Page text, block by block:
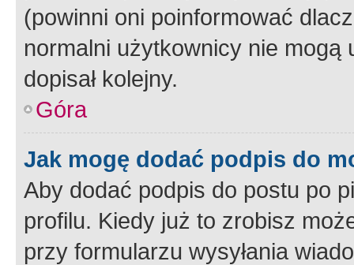
(powinni oni poinformować
normalni użytkownicy nie
dopisał kolejny.
Góra
Jak mogę dodać podpis do
Aby dodać podpis do postu po
profilu. Kiedy już to zrobisz
przy formularzu wysyłania